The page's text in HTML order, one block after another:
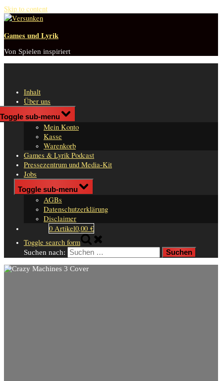
Skip to content
Games und Lyrik
Von Spielen inspiriert
Inhalt
Über uns
Shop
Toggle sub-menu
Mein Konto
Kasse
Warenkorb
Games & Lyrik Podcast
Pressezentrum und Media-Kit
Jobs
Impressum
Toggle sub-menu
AGBs
Datenschutzerklärung
Disclaimer
0 Artikel0,00 €
Toggle search form
Suchen nach: